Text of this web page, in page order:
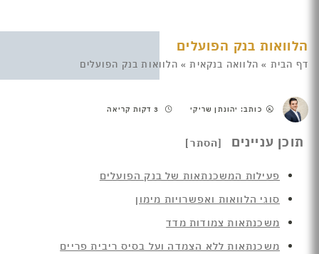
הלוואות בנק הפועלים
דף הבית » הלוואה בנקאית » הלוואות בנק הפועלים
כותב: יהונתן שריקי
תוכן עניינים
פעילות המשכנתאות של בנק הפועלים
סוגי הלוואות ואפשרויות מימון
משכנתאות צמודות מדד
משכנתאות ללא הצמדה ועל בסיס ריבית פריים